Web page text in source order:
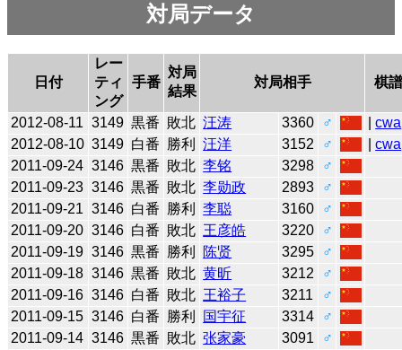
対局データ
日付
レー
ティ
ング
手番
対局
結果
対局相手 棋譜
2012-08-11 3149 黒番 敗北 汪涛 3360 ♂ |cwa
2012-08-10 3149 白番 勝利 汪洋 3152 ♂ |cwa
2011-09-24 3146 黒番 敗北 李铭 3298
♂
2011-09-23 3146 黒番 敗北 李勋政 2893
♂
2011-09-21 3146 白番 勝利 李聪 3160
♂
2011-09-20 3146 白番 敗北 王彦皓 3220
♂
2011-09-19 3146 黒番 勝利 陈贤 3295
♂
2011-09-18 3146 黒番 敗北 黄昕 3212
♂
2011-09-16 3146 白番 敗北 王裕子 3211
♂
2011-09-15 3146 白番 勝利 国宇征 3314
♂
2011-09-14 3146 黒番 敗北 张家豪 3091
♂